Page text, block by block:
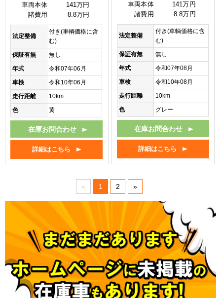
車両本体
141万円
諸費用
8.8万円
法定整備
付き(車輌価格に含
む)
保証有無
無し
年式
令和07年06月
車検
令和10年06月
走行距離
10km
色
黄
在庫お問合わせ
詳細はこちら
車両本体
141万円
諸費用
8.8万円
法定整備
付き(車輌価格に含
む)
保証有無
無し
年式
令和07年08月
車検
令和10年08月
走行距離
10km
色
グレー
在庫お問合わせ
詳細はこちら
« 1 2 »